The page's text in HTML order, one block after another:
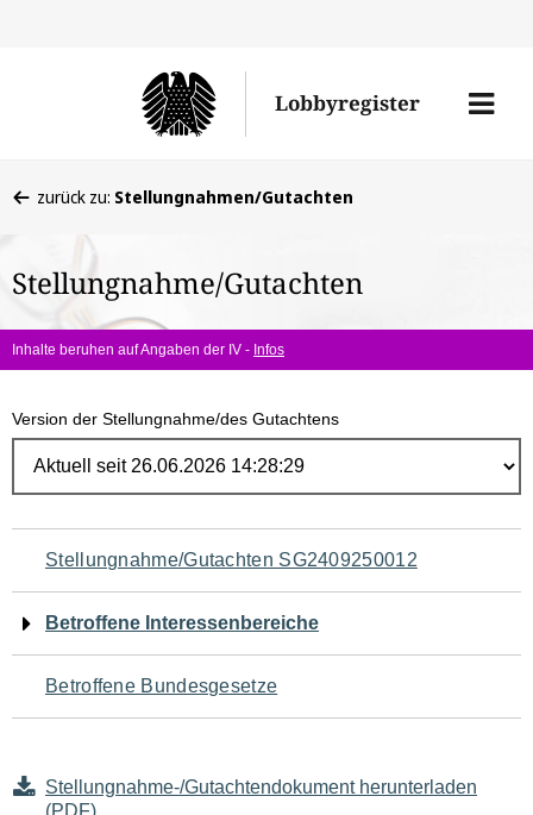
Lobbyregister
Menü
befinden
hier:
zurück zu: Stellungnahmen/Gutachten
Stellungnahme/Gutachten
Inhalte beruhen auf Angaben der IV - Infos
Version der Stellungnahme/des Gutachtens
Navigation
für
den
Seiteninhalt
Stellungnahme/Gutachten SG2409250012
Betroffene Interessenbereiche
Betroffene Bundesgesetze
Stellungnahme-/Gutachtendokument herunterladen
(PDF)